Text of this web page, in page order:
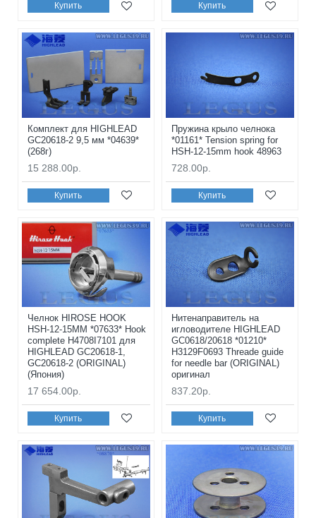
Купить Купить
Комплект для HIGHLEAD
GC20618-2 9,5 мм *04639*
(268г)
15 288.00р.
Купить
Пружина крыло челнока
*01161* Tension spring for
HSH-12-15mm hook 48963
728.00р.
Купить
Челнок HIROSE HOOK
HSH-12-15MM *07633* Hook
complete H4708I7101 для
HIGHLEAD GC20618-1,
GC20618-2 (ORIGINAL)
(Япония)
17 654.00р.
Купить
Нитенаправитель на
игловодителе HIGHLEAD
GС0618/20618 *01210*
H3129F0693 Threade guide
for needle bar (ORIGINAL)
оригинал
837.20р.
Купить